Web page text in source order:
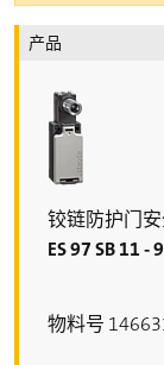
产品
铰链防护门
ES 97 SB 11 -
物料号